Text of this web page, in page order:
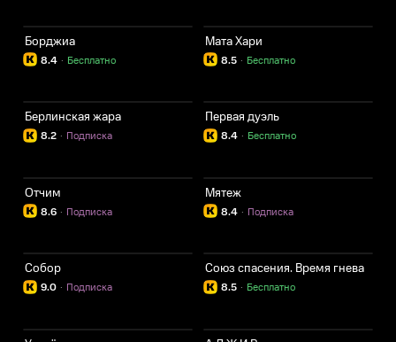
Борджиа
8.4 Бесплатно
·
Мата Хари
8.5 Бесплатно
·
Берлинская жара
8.2 Подписка
·
Первая дуэль
8.4 Бесплатно
·
Отчим
8.6 Подписка
·
Мятеж
8.4 Подписка
·
Собор
9.0 Подписка
·
Союз спасения. Время гнева
8.5 Бесплатно
·